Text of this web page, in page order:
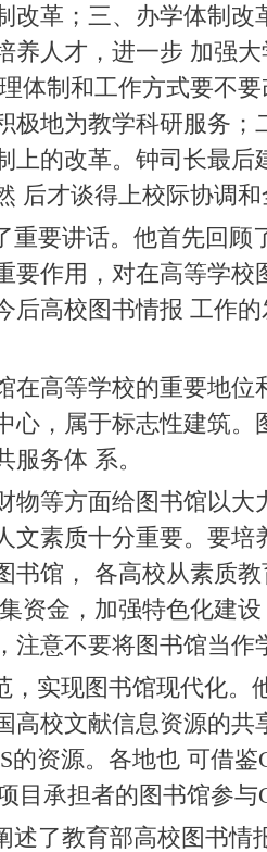
改革；三、办学体制
养人才，进一步 加强
体制和工作方式要不
极地为教学科研服务
上的改革。钟司长最
后才谈得上校际协调和
要讲话。他首先回顾
要作用，对在高等学
后高校图书情报 工作
在高等学校的重要地
心，属于标志性建筑
务体 系。
物等方面给图书馆以
文素质十分重要。要
书馆， 各高校从素质
资金，加强特色化建
注意不要将图书馆当作
，实现图书馆现代化。
高校文献信息资源的
的资源。各地也 可借
目承担者的图书馆参与
了教育部高校图书情